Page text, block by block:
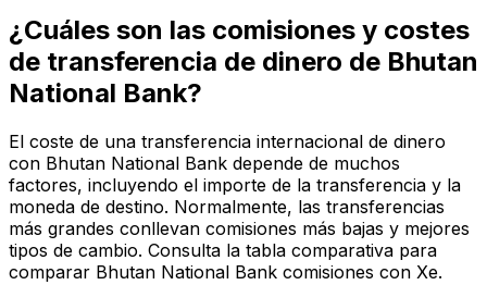
¿Cuáles son las comisiones y costes
de transferencia de dinero de Bhutan
National Bank?
El coste de una transferencia internacional de dinero
con Bhutan National Bank depende de muchos
factores, incluyendo el importe de la transferencia y la
moneda de destino. Normalmente, las transferencias
más grandes conllevan comisiones más bajas y mejores
tipos de cambio. Consulta la tabla comparativa para
comparar Bhutan National Bank comisiones con Xe.